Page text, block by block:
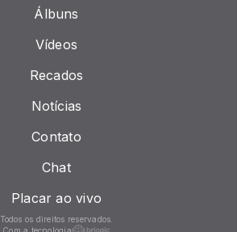
Álbuns
Vídeos
Recados
Notícias
Contato
Chat
Placar ao vivo
Todos os direitos reservados.